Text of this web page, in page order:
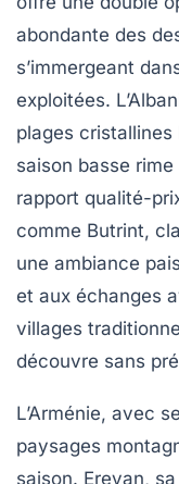
abondante des
s’immergeant
exploitées.
plages cristallines
saison basse
rapport qualité-
comme Butrint,
une ambiance
et aux échanges
villages
découvre sans
L’Arménie, avec
paysages
saison. Erevan,